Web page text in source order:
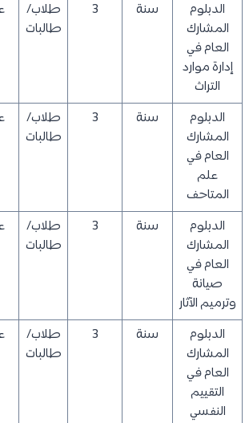
الدبلوم
المشارك
العام في
إدارة موارد
التراث
سنة 3
طلاب/
طالبات
الدبلوم
المشارك
العام في
علم
المتاحف
سنة 3
طلاب/
طالبات
الدبلوم
المشارك
العام في
صيانة
وترميم الآثار
سنة 3
طلاب/
طالبات
الدبلوم
المشارك
العام في
التقييم
النفسي
سنة 3
طلاب/
طالبات